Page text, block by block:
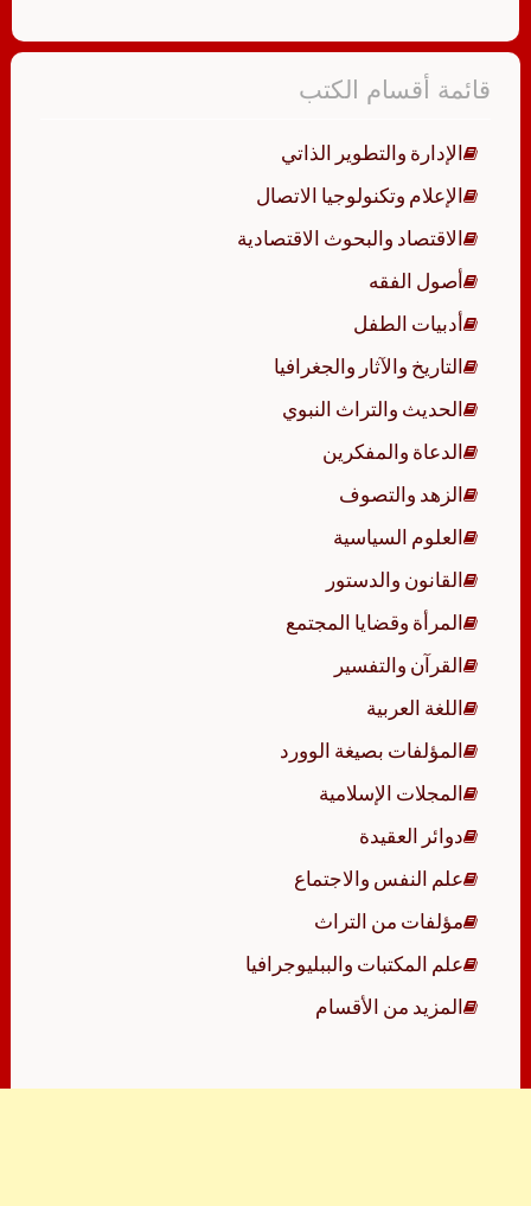
قائمة أقسام الكتب
الإدارة والتطوير الذاتي
الإعلام وتكنولوجيا الاتصال
الاقتصاد والبحوث الاقتصادية
أصول الفقه
أدبيات الطفل
التاريخ والآثار والجغرافيا
الحديث والتراث النبوي
الدعاة والمفكرين
الزهد والتصوف
العلوم السياسية
القانون والدستور
المرأة وقضايا المجتمع
القرآن والتفسير
اللغة العربية
المؤلفات بصيغة الوورد
المجلات الإسلامية
دوائر العقيدة
علم النفس والاجتماع
مؤلفات من التراث
علم المكتبات والببليوجرافيا
المزيد من الأقسام